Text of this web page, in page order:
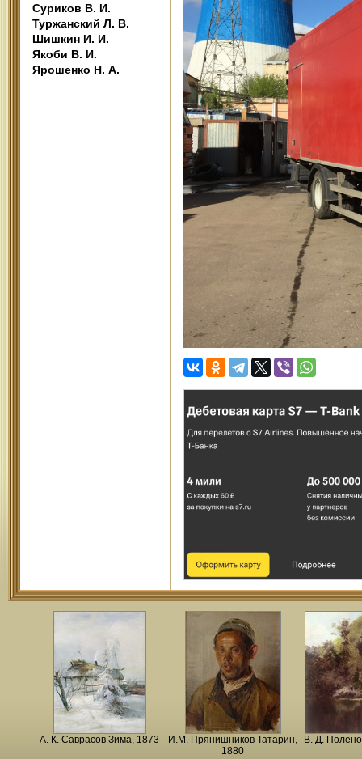
Суриков В. И.
Туржанский Л. В.
Шишкин И. И.
Якоби В. И.
Ярошенко Н. А.
А. К. Саврасов Зима, 1873 И.М. ПрянишниковТатарин,
1880
В. Д.